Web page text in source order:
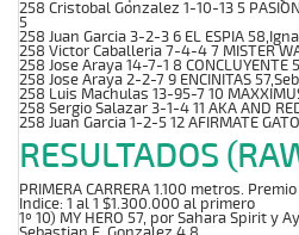
258 Cristobal Gonzalez 1-10-13 5
5
258 Juan Garcia 3-2-3 6 EL ESPIA
258 Victor Caballeria 7-4-4 7 MISTER
258 Jose Araya 14-7-1 8 CONCLUYENTE
258 Jose Araya 2-2-7 9 ENCINITAS
258 Luis Machulas 13-95-7 10
258 Sergio Salazar 3-1-4 11 AKA AND
258 Juan Garcia 1-2-5 12 AFIRMATE
RESULTADOS
PRIMERA CARRERA 1.100 metros.
Indice: 1 al 1 $1.300.000 al primero
1º 10) MY HERO 57, por Sahara Spirit y